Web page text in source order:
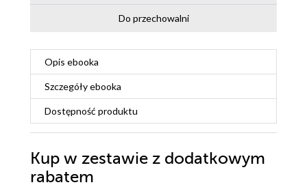
Do przechowalni
Opis ebooka
Szczegółyebooka
Dostępność produktu
Kup w zestawie z dodatkowym
rabatem